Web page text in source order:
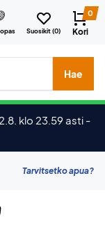
Suosikit (0)
0
Kori
Hae
klo 23.59 asti -
Tarvitsetko apua?